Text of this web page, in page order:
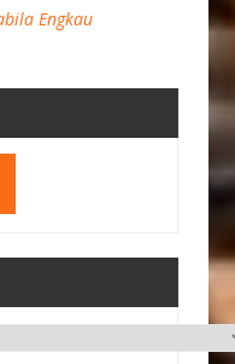
Engkau